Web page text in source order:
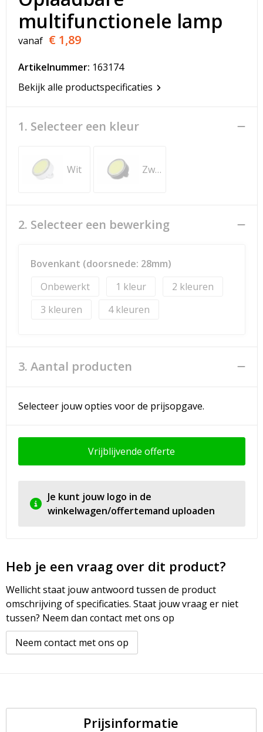
T-Shirts
Veiligheidsvesten en Veiligheidshesjes
Vesten
Werkkleding sets
Gehoorbescherming
multifunctionele lamp
vanaf € 1,89
Artikelnummer: 163174
Bekijk alle productspecificaties
1. Selecteer een kleur
Wit Zwart
2. Selecteer een bewerking
Bovenkant (doorsnede: 28mm)
Onbewerkt
1
2
3
4
3. Aantal producten
Selecteer jouw opties voor de prijsopgave.
Vrijblijvende offerte
Je kunt jouw logo in de
winkelwagen/offertemand uploaden
Heb je een vraag over dit product?
Wellicht staat jouw antwoord tussen de product
omschrijving of specificaties. Staat jouw vraag er niet
tussen? Neem dan contact met ons op
Neem contact met ons op
Prijsinformatie